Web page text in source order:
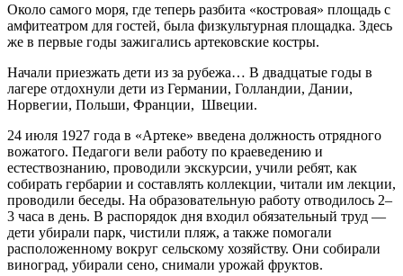
Около самого моря, где теперь разбита «костровая» площадь с
амфитеатром для гостей, была физкультурная площадка. Здесь
же в первые годы зажигались артековские костры.
Начали приезжать дети из за рубежа… В двадцатые годы в
лагере отдохнули дети из Германии, Голландии, Дании,
Норвегии, Польши, Франции, Швеции.
24 июля 1927 года в «Артеке» введена должность отрядного
вожатого. Педагоги вели работу по краеведению и
естествознанию, проводили экскурсии, учили ребят, как
собирать гербарии и составлять коллекции, читали им лекции,
проводили беседы. На образовательную работу отводилось 2–
3 часа в день. В распорядок дня входил обязательный труд —
дети убирали парк, чистили пляж, а также помогали
расположенному вокруг сельскому хозяйству. Они собирали
виноград, убирали сено, снимали урожай фруктов.